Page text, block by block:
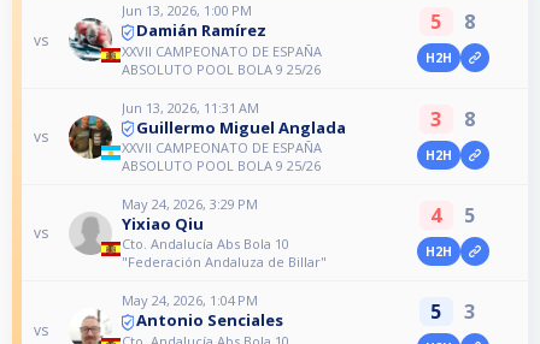
vs
Jun 13, 2026, 1:00 PM
Damián Ramírez
XXVII CAMPEONATO DE ESPAÑA
ABSOLUTO POOL BOLA 9 25/26
5 8
H2H
vs
Jun 13, 2026, 11:31 AM
Guillermo Miguel Anglada
XXVII CAMPEONATO DE ESPAÑA
ABSOLUTO POOL BOLA 9 25/26
3 8
H2H
vs
May 24, 2026, 3:29 PM
Yixiao Qiu
Cto. Andalucía Abs Bola 10
"Federación Andaluza de Billar"
4 5
H2H
vs
May 24, 2026, 1:04 PM
Antonio Senciales 5 3